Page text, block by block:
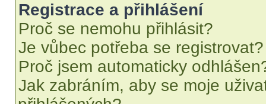
Registrace a přihlášení
Proč se nemohu přihlásit?
Je vůbec potřeba se registrovat?
Proč jsem automaticky
Jak zabráním, aby se moje